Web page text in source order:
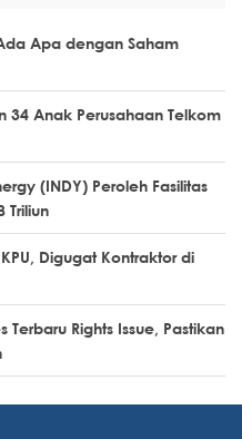
Apa dengan Saham
34 Anak Perusahaan Telkom
(INDY) Peroleh Fasilitas
Triliun
Digugat Kontraktor di
Terbaru Rights Issue, Pastikan